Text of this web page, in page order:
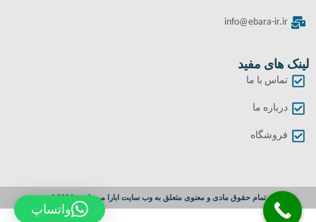
info@ebara-ir.ir
لینک های مفید
تماس با ما
درباره ما
فروشگاه
تمام حقوق مادی و معنوی متعلق به وب سایت ابارا می باشد. 2024©
واتساپ